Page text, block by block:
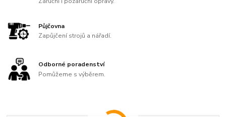
Půjčovna
Zapůjčení strojů a nářadí.
Odborné poradenství
Pomůžeme s výběrem.